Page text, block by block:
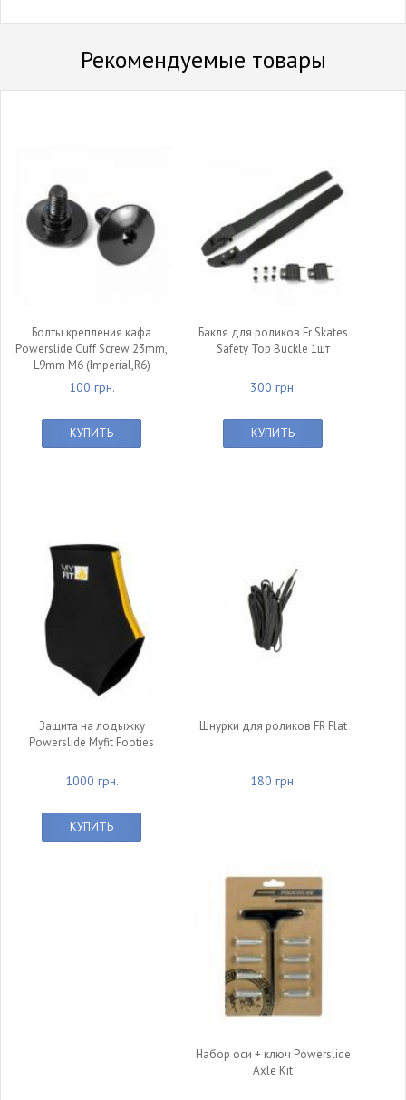
Рекомендуемые товары
Болты крепления кафа
Powerslide Cuff Screw 23mm,
L9mm M6 (Imperial,R6)
100 грн.
КУПИТЬ
Бакля для роликов Fr Skates
Safety Top Buckle 1шт
300 грн.
КУПИТЬ
Защита на лодыжку
Powerslide Myfit Footies
1000 грн.
КУПИТЬ
Шнурки для роликов FR Flat
180 грн.
Набор оси + ключ Powerslide
Axle Kit